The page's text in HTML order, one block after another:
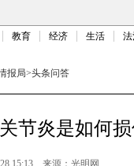
教育 经济 生活
报局>头条问答
节炎是如何
15:13 来源：光明网